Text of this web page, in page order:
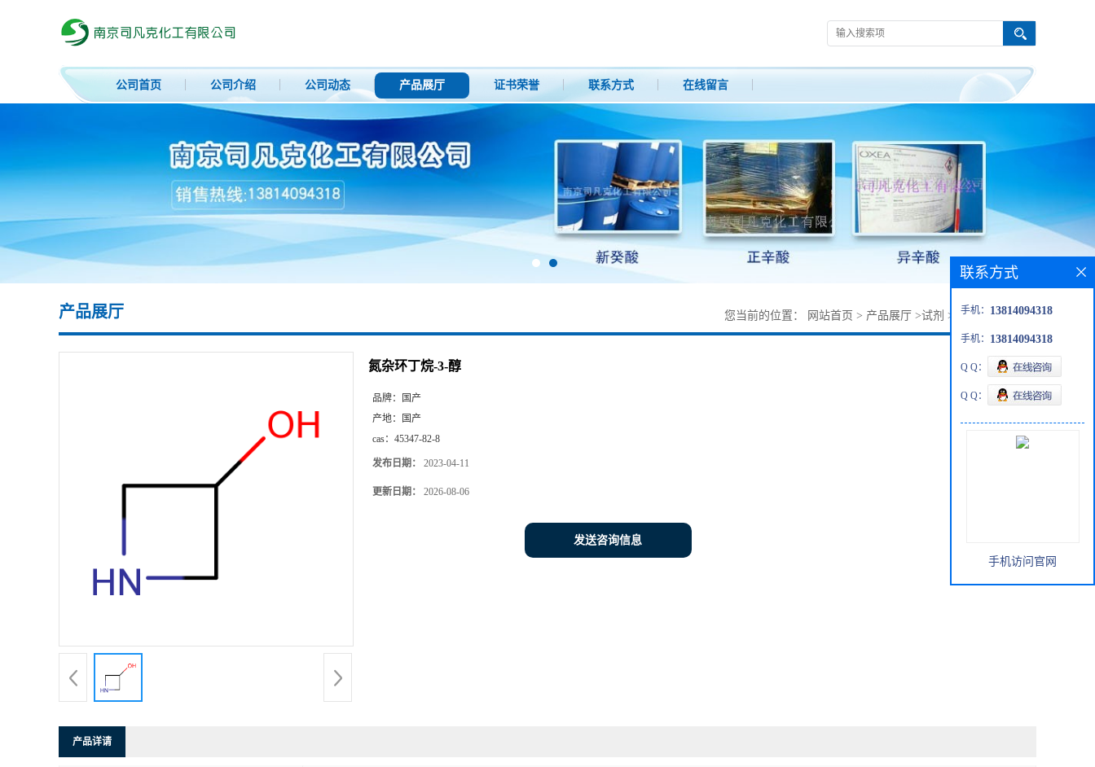
公司首页 公司介绍 公司动态 产品展厅 证书荣誉 联系方式 在线留言
产品展厅 您当前的位置： 网站首页 > 产品展厅 >试剂 > 氮杂环丁烷-3-醇
氮杂环丁烷-3-醇
品牌：
国产
产地：
国产
cas： 45347-82-8
发布日期： 2023-04-11
更新日期： 2026-08-06
发送咨询信息
产品详请
联系方式
手机： 13814094318
手机： 13814094318
Q Q：
Q Q：
手机访问官网